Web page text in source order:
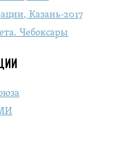
Казань-2017
Чебоксары